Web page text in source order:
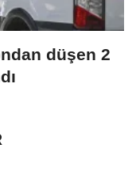
düşen 2